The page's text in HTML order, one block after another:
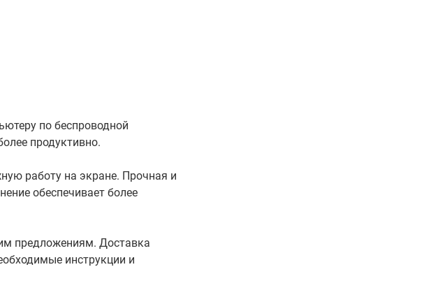
по беспроводной
продуктивно.
работу на экране. Прочная и
обеспечивает более
предложениям. Доставка
инструкции и